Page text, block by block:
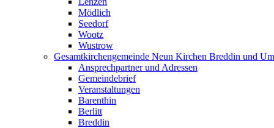
Mödlich
Seedorf
Wootz
Wustrow
Gesamtkirchengemeinde Neun Kirchen Breddin und
Ansprechpartner und Adressen
Gemeindebrief
Veranstaltungen
Barenthin
Berlitt
Breddin